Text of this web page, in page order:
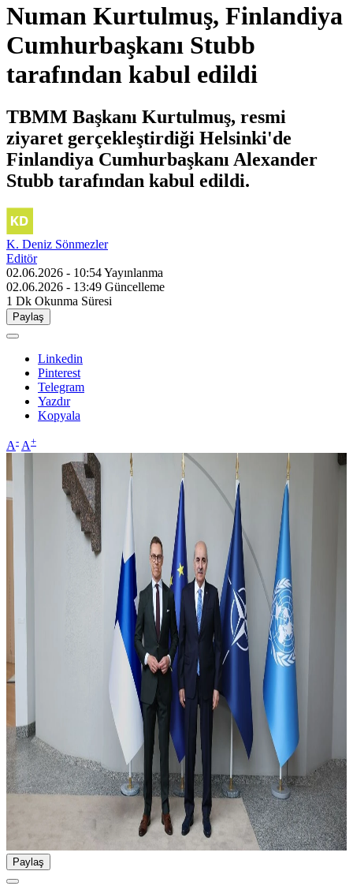
Numan Kurtulmuş, Finlandiya
Cumhurbaşkanı Stubb
tarafından kabul edildi
TBMM Başkanı Kurtulmuş, resmi
ziyaret gerçekleştirdiği Helsinki'de
Finlandiya Cumhurbaşkanı Alexander
Stubb tarafından kabul edildi.
K. Deniz Sönmezler
Editör
02.06.2026 - 10:54Yayınlanma
02.06.2026 - 13:49 Güncelleme
1 Dk Okunma Süresi
Paylaş
Linkedin
Pinterest
Telegram
Yazdır
Kopyala
A- A+
Paylaş